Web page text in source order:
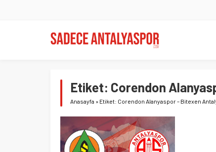
Etiket: Corendon
Anasayfa » Etiket: Corendon Alanyaspor – Bitexen